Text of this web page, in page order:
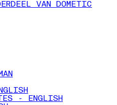
VAN DOMETIC
- ENGLISH